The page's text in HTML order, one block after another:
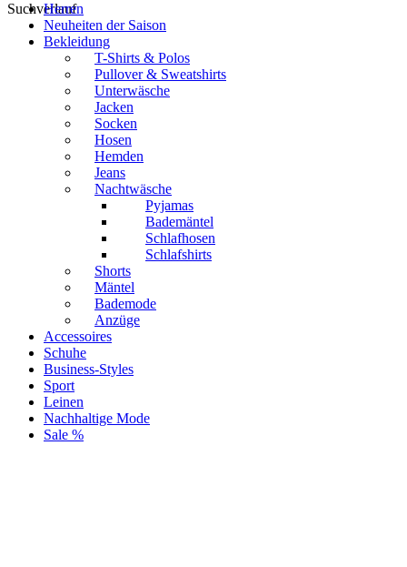
Suchverlauf
Herren
Neuheiten der Saison
Bekleidung
T-Shirts & Polos
Pullover & Sweatshirts
Unterwäsche
Jacken
Socken
Hosen
Hemden
Jeans
Nachtwäsche
Pyjamas
Bademäntel
Schlafhosen
Schlafshirts
Shorts
Mäntel
Bademode
Anzüge
Accessoires
Schuhe
Business-Styles
Sport
Leinen
Nachhaltige Mode
Sale %